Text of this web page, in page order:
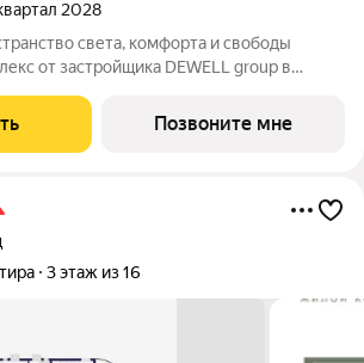
2028
от застройщика DEWELL group в
уют, свет и личное пространство.
Позвоните мне
3 этаж из 16